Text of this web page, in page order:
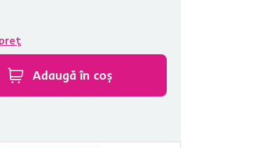
Adaugă în coș